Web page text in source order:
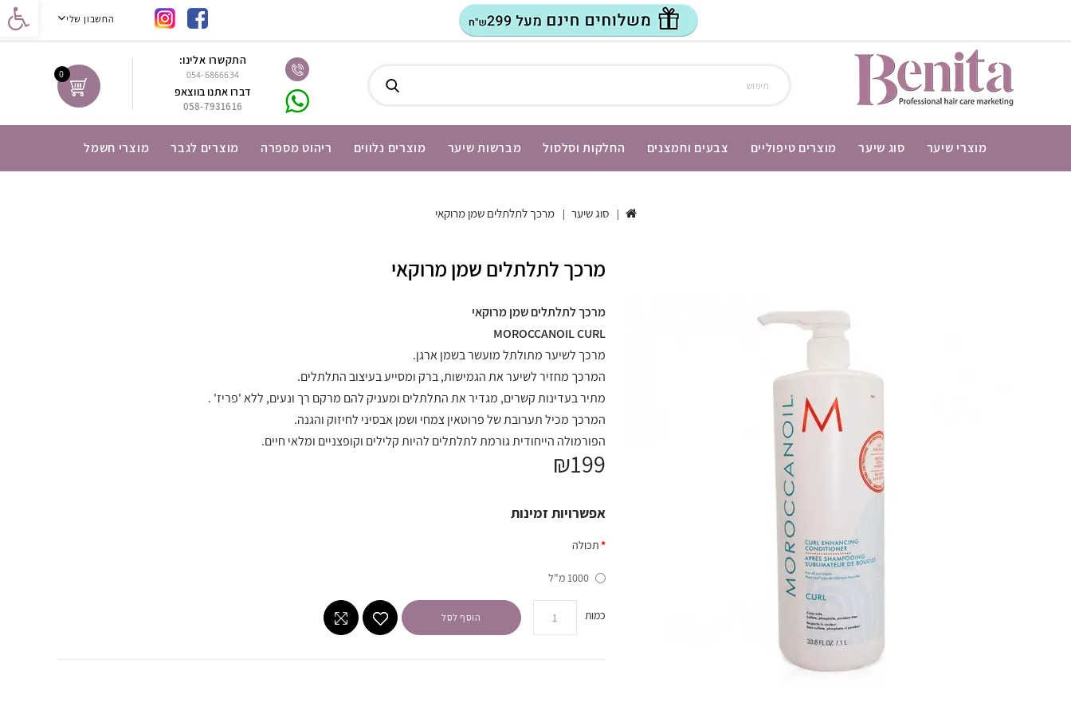
נגישות החשבון שלי
0
התקשרו אלינו:
054-6866634
דברו אתנו בווצאפ
058-7931616
מוצרי שיער סוג שיער מוצרים טיפוליים צבעים וחמצנים החלקות וסלסול מברשות שיער מוצרים נלווים ריהוט מספרה מוצרים לגבר מוצרי חשמל
סוג שיער מרכך לתלתלים שמן מרוקאי
מרכך לתלתלים שמן מרוקאי
מרכך לתלתלים שמן מרוקאי
MOROCCANOIL CURL
מרכך לשיער מתולתל מועשר בשמן ארגן.
המרכך מחזיר לשיער את הגמישות, ברק ומסייע בעיצוב התלתלים.
מתיר בעדינות קשרים, מגדיר את התלתלים ומעניק להם מרקם רך ונעים, ללא 'פריז' .
המרכך מכיל תערובת של פרוטאין צמחי ושמן אבסיני לחיזוק והגנה.
הפורמולה הייחודית גורמת לתלתלים להיות קלילים וקופצניים ומלאי חיים.
₪199
אפשרויות זמינות
תכולה
1000 מ"ל
כמות הוסף לסל